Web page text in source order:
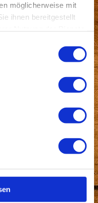
möglicherweise mit
ihnen bereitgestellt
Hier
geht'